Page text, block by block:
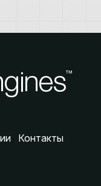
Контакты